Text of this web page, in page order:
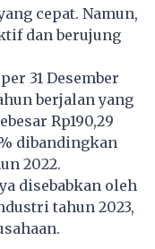
cepat. Namun,
dan berujung
31 Desember
berjalan yang
Rp190,29
dibandingkan
2022.
disebabkan oleh
tahun 2023,